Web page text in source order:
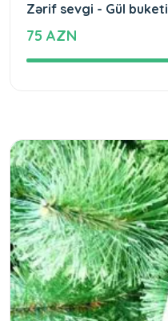
Zərif sevgi - Gül buketi
75 AZN